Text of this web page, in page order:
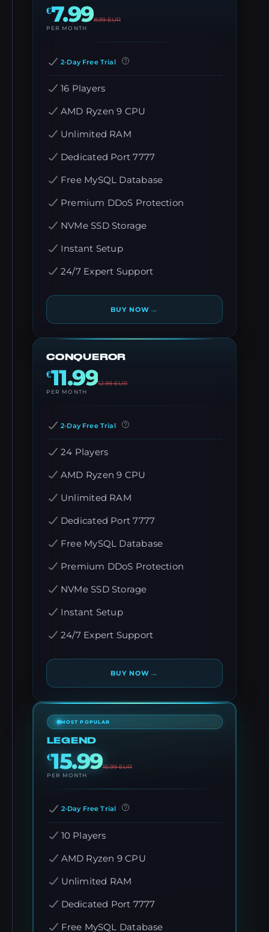
€7.998.99EUR
PER MONTH
2-Day Free Trial
16 Players
AMD Ryzen 9 CPU
Unlimited RAM
Dedicated Port 7777
Free MySQL Database
Premium DDoS Protection
NVMe SSD Storage
Instant Setup
24/7 Expert Support
BUY NOW →
CONQUEROR
€11.9912.99EUR
PER MONTH
2-Day Free Trial
24 Players
AMD Ryzen 9 CPU
Unlimited RAM
Dedicated Port 7777
Free MySQL Database
Premium DDoS Protection
NVMe SSD Storage
Instant Setup
24/7 Expert Support
BUY NOW →
MOST POPULAR
LEGEND
€15.9916.99EUR
PER MONTH
2-Day Free Trial
10 Players
AMD Ryzen 9 CPU
Unlimited RAM
Dedicated Port 7777
Free MySQL Database